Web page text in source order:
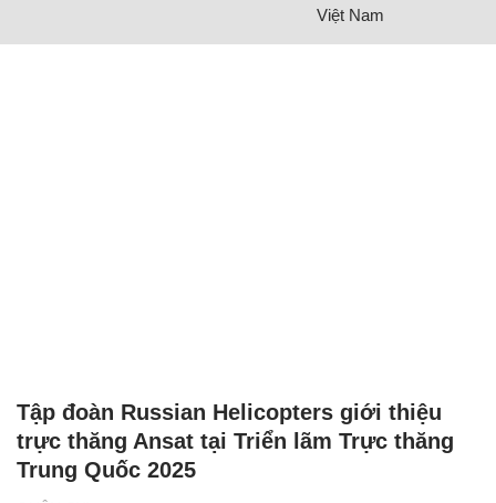
Việt Nam
Tập đoàn Russian Helicopters giới thiệu
trực thăng Ansat tại Triển lãm Trực thăng
Trung Quốc 2025